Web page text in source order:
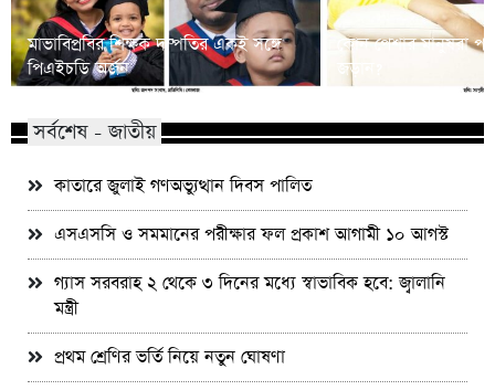
মাভাবিপ্রবির শিক্ষক দম্পতির একই সঙ্গে
পিএইচডি অর্জন
কোন পেশার মানুষরা
জড়ান?
সর্বশেষ - জাতীয়
কাতারে জুলাই গণঅভ্যুত্থান দিবস পালিত
এসএসসি ও সমমানের পরীক্ষার ফল প্রকাশ আগামী ১০ আগস্ট
গ্যাস সরবরাহ ২ থেকে ৩ দিনের মধ্যে স্বাভাবিক হবে: জ্বালানি
মন্ত্রী
প্রথম শ্রেণির ভর্তি নিয়ে নতুন ঘোষণা